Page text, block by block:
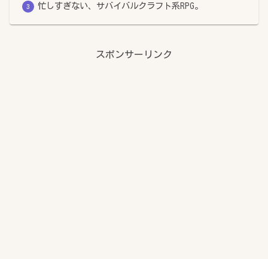
忙しすぎない、サバイバルクラフト系RPG。
スポンサーリンク